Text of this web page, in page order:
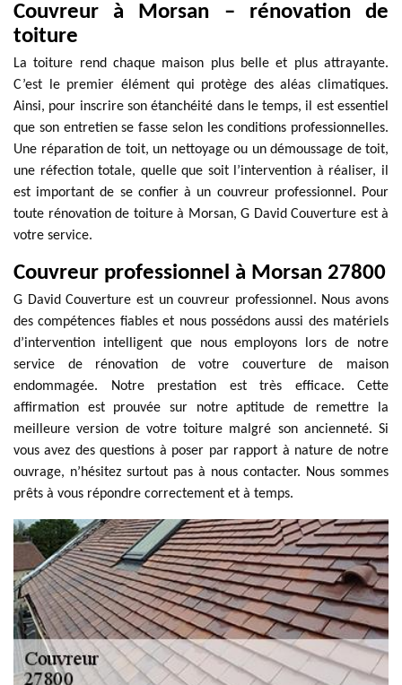
Couvreur à Morsan – rénovation de
toiture
La toiture rend chaque maison plus belle et plus attrayante.
C’est le premier élément qui protège des aléas climatiques.
Ainsi, pour inscrire son étanchéité dans le temps, il est essentiel
que son entretien se fasse selon les conditions professionnelles.
Une réparation de toit, un nettoyage ou un démoussage de toit,
une réfection totale, quelle que soit l’intervention à réaliser, il
est important de se confier à un couvreur professionnel. Pour
toute rénovation de toiture à Morsan, G David Couverture est à
votre service.
Couvreur professionnel à Morsan 27800
G David Couverture est un couvreur professionnel. Nous avons
des compétences fiables et nous possédons aussi des matériels
d’intervention intelligent que nous employons lors de notre
service de rénovation de votre couverture de maison
endommagée. Notre prestation est très efficace. Cette
affirmation est prouvée sur notre aptitude de remettre la
meilleure version de votre toiture malgré son ancienneté. Si
vous avez des questions à poser par rapport à nature de notre
ouvrage, n’hésitez surtout pas à nous contacter. Nous sommes
prêts à vous répondre correctement et à temps.